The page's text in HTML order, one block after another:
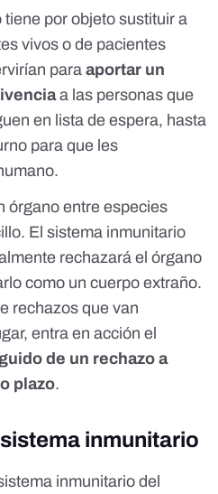
por objeto sustituir a
vivos o de pacientes
para aportar un
a las personas que
en lista de espera, hasta
para que les
órgano entre especies
El sistema inmunitario
rechazará el órgano
como un cuerpo extraño.
rechazos que van
entra en acción el
de un rechazo a
plazo.
inmunitario
inmunitario del